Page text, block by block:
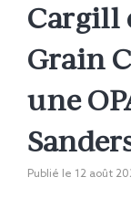
Cargill
Grain
une
Publié le 12 août